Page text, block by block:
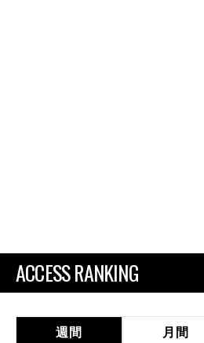
ACCESS RANKING
週間 月間